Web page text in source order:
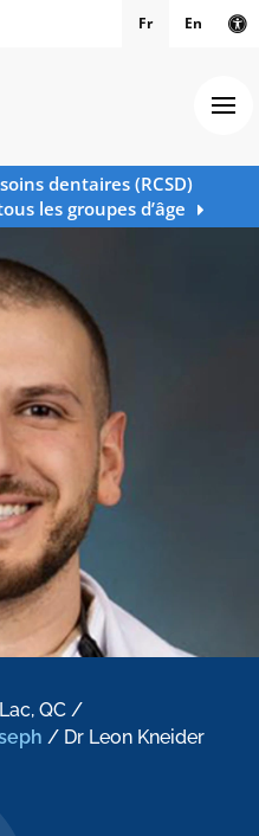
Fr En
dentaires (RCSD)
les groupes d’âge
QC /
/ Dr Leon Kneider